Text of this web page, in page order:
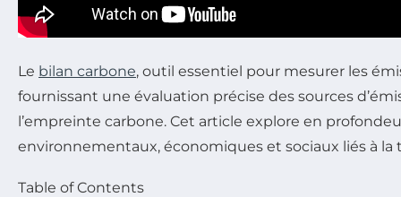
Le bilan carbone, outil essentiel pour mesurer les
fournissant une évaluation précise des sources
l’empreinte carbone. Cet article explore en
environnementaux, économiques et sociaux liés à
Table of Contents